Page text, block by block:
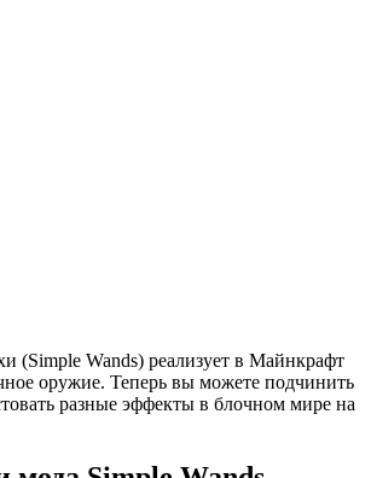
(Simple Wands) реализует в Майнкрафт
оружие. Теперь вы можете подчинить
разные эффекты в блочном мире на